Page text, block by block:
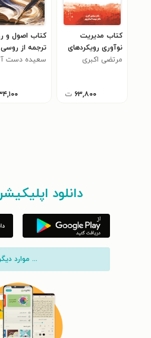
کتاب مدیریت
نوآوری رویکردهای
بنیادین در نوآوری
مرتضی اکبری
۶۳,۸۰۰ ت
کتاب اصول و
ترجمه از
فارسی
سعیده دست
دانلود
... موارد دیگر